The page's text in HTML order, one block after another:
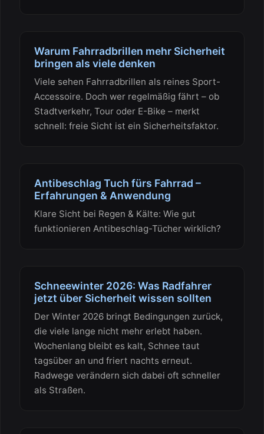
Warum Fahrradbrillen mehr Sicherheit
bringen als viele denken
Viele sehen Fahrradbrillen als reines Sport-
Accessoire. Doch wer regelmäßig fährt – ob
Stadtverkehr, Tour oder E-Bike – merkt
schnell: freie Sicht ist ein Sicherheitsfaktor.
Antibeschlag Tuch fürs Fahrrad –
Erfahrungen & Anwendung
Klare Sicht bei Regen & Kälte: Wie gut
funktionieren Antibeschlag-Tücher wirklich?
Schneewinter 2026: Was Radfahrer
jetzt über Sicherheit wissen sollten
Der Winter 2026 bringt Bedingungen zurück,
die viele lange nicht mehr erlebt haben.
Wochenlang bleibt es kalt, Schnee taut
tagsüber an und friert nachts erneut.
Radwege verändern sich dabei oft schneller
als Straßen.